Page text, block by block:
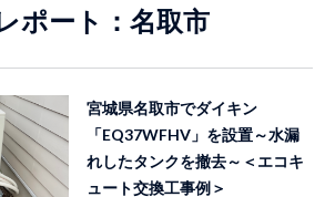
ポート：名取市
宮城県名取市でダイキン
「EQ37WFHV」を設置～水漏
れしたタンクを撤去～＜エコキ
ュート交換工事例＞